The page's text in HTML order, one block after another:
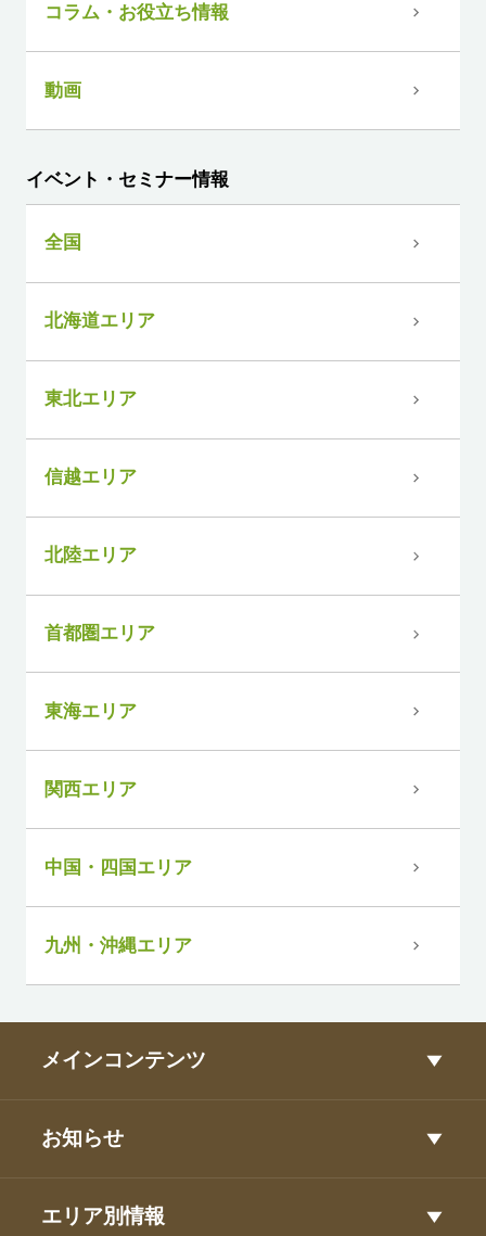
コラム・お役立ち情報
動画
イベント・セミナー情報
全国
北海道エリア
東北エリア
信越エリア
北陸エリア
首都圏エリア
東海エリア
関西エリア
中国・四国エリア
九州・沖縄エリア
メインコンテンツ
お知らせ
エリア別情報